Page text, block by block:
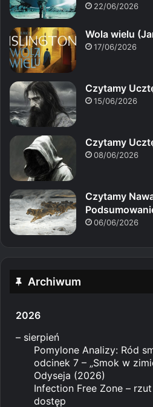
22/06/2026
Wola wielu
17/06/2026
Czytamy
15/06/2026
Czytamy
08/06/2026
Czytamy
06/06/2026
Archiwum
2026
– sierpień
Pomylone Analizy: Ród
odcinek 7 – „Smok w
Odyseja (2026)
Infection Free Zone –
dostęp